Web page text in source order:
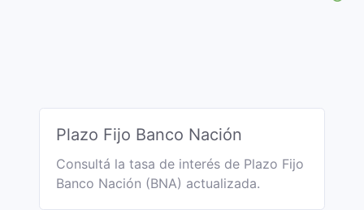
Plazo Fijo Banco Nación
Consultá la tasa de interés de Plazo Fijo
Banco Nación (BNA) actualizada.